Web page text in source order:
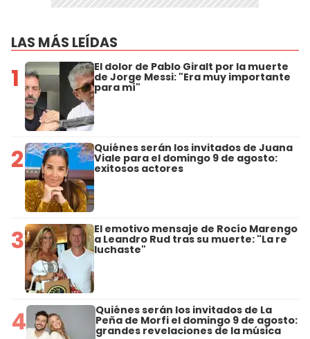
LAS MÁS LEÍDAS
1 El dolor de Pablo Giralt por la muerte
de Jorge Messi: "Era muy importante
para mí"
2 Quiénes serán los invitados de Juana
Viale para el domingo 9 de agosto:
exitosos actores
3 El emotivo mensaje de Rocío Marengo
a Leandro Rud tras su muerte: "La re
luchaste"
4 Quiénes serán los invitados de La
Peña de Morfi el domingo 9 de agosto:
grandes revelaciones de la música